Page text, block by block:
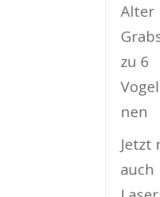
Alter
zu 6
nen
Jetzt
auch